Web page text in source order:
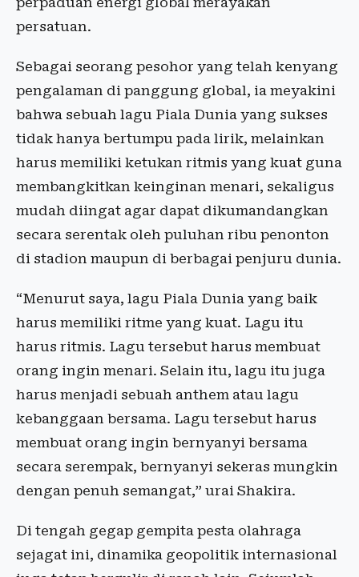
persatuan.
Sebagai seorang pesohor yang telah kenyang
pengalaman di panggung global, ia meyakini
bahwa sebuah lagu Piala Dunia yang sukses
tidak hanya bertumpu pada lirik, melainkan
harus memiliki ketukan ritmis yang kuat guna
membangkitkan keinginan menari, sekaligus
mudah diingat agar dapat dikumandangkan
secara serentak oleh puluhan ribu penonton
di stadion maupun di berbagai penjuru dunia.
“Menurut saya, lagu Piala Dunia yang baik
harus memiliki ritme yang kuat. Lagu itu
harus ritmis. Lagu tersebut harus membuat
orang ingin menari. Selain itu, lagu itu juga
harus menjadi sebuah anthem atau lagu
kebanggaan bersama. Lagu tersebut harus
membuat orang ingin bernyanyi bersama
secara serempak, bernyanyi sekeras mungkin
dengan penuh semangat,” urai Shakira.
Di tengah gegap gempita pesta olahraga
sejagat ini, dinamika geopolitik internasional